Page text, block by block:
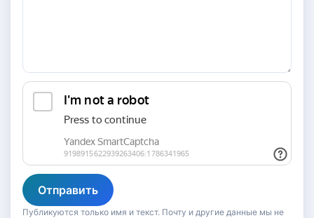
Отправить
Публикуются только имя и текст. Почту и другие данные мы не